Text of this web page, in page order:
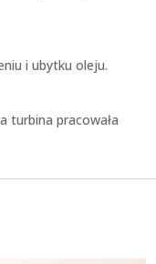
i ubytku oleju.
turbina pracowała